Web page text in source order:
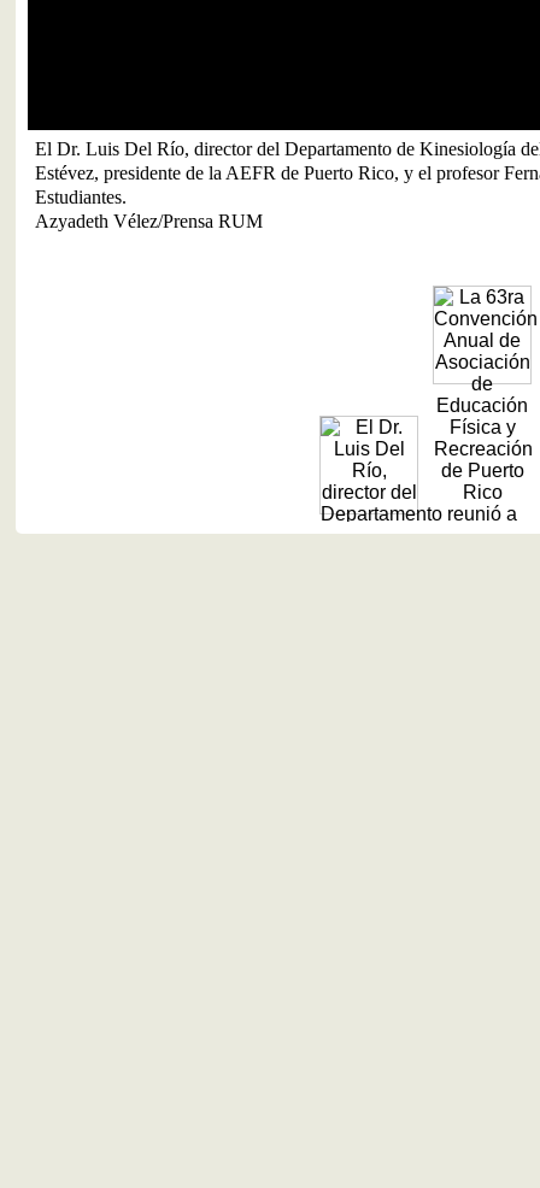
Río, director del Departamento de Kinesiología del RUM, el
de la AEFR de Puerto Rico, y el profesor Fernando
Prensa RUM